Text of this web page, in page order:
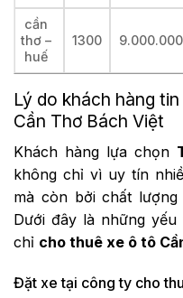
cần
thơ –
huế
1300 9.000.000
Lý do khách hàng
Cần Thơ Bách Việt
Khách hàng lựa chọn
không chỉ vì uy tín
mà còn bởi chất
Dưới đây là những
chỉ cho thuê xe ô tô
Đặt xe tại công ty cho